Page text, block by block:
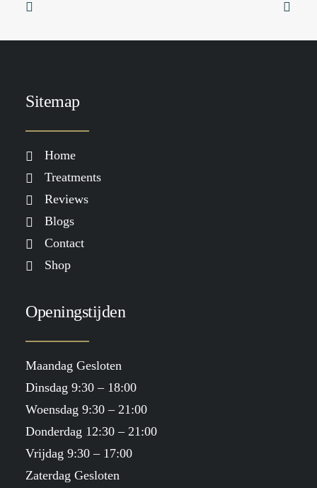
Sitemap
Home
Treatments
Reviews
Blogs
Contact
Shop
Openingstijden
Maandag Gesloten
Dinsdag 9:30 – 18:00
Woensdag 9:30 – 21:00
Donderdag 12:30 – 21:00
Vrijdag 9:30 – 17:00
Zaterdag Gesloten